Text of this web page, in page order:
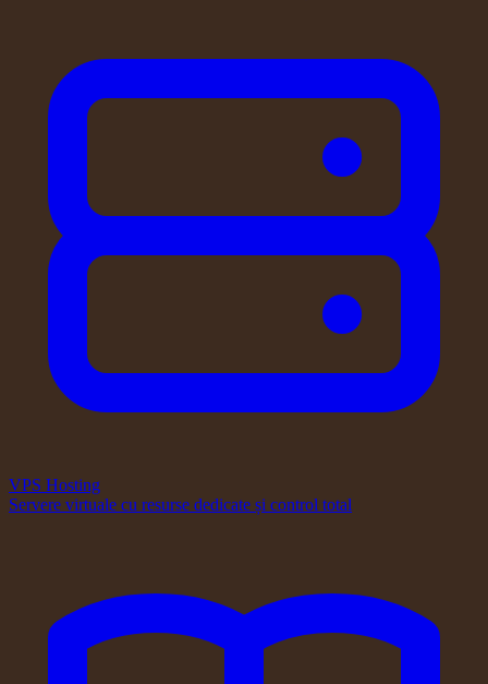
VPS Hosting
Servere virtuale cu resurse dedicate și control total